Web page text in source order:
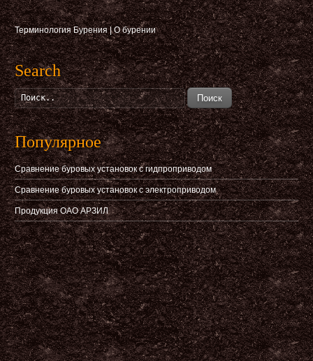
Терминология Бурения|О бурении
Search
Поиск
Популярное
Сравнение буровых установок с гидпроприводом
Сравнение буровых установок с электроприводом
Продукция ОАО АРЗИЛ